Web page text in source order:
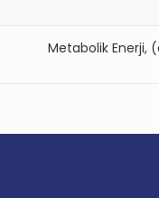
Metabolik Enerji,